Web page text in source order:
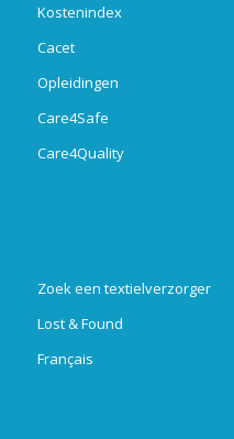
Kostenindex
Cacet
Opleidingen
Care4Safe
Care4Quality
Zoek een textielverzorger
Lost & Found
Français